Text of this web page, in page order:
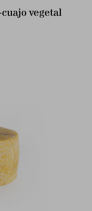
vegetal